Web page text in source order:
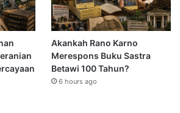
Akankah Rano Karno
Merespons Buku Sastra
Betawi 100 Tahun?
6 hours ago